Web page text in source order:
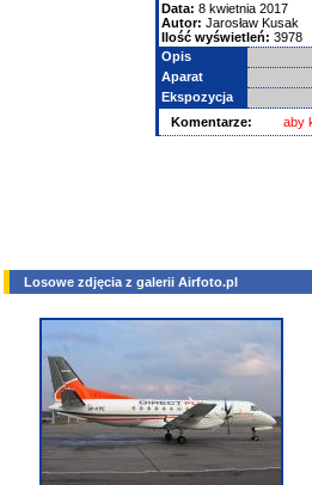
Data: 8 kwietnia 2017
Autor: Jarosław Kusak
Ilość wyświetleń: 3978
Opis
Aparat
Ekspozycja
Komentarze:
aby
Losowe zdjęcia z galerii Airfoto.pl